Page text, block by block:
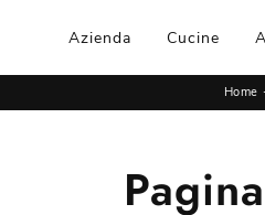
Azienda Cucine
Home